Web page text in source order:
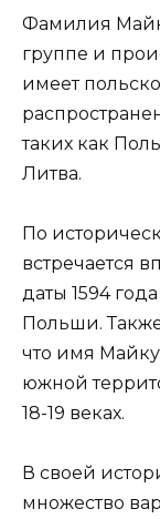
Фамилия
группе и
имеет
таких как
Литва.
По
встречается
даты 1594
Польши.
что имя
южной
18-19 веках.
В своей
множество